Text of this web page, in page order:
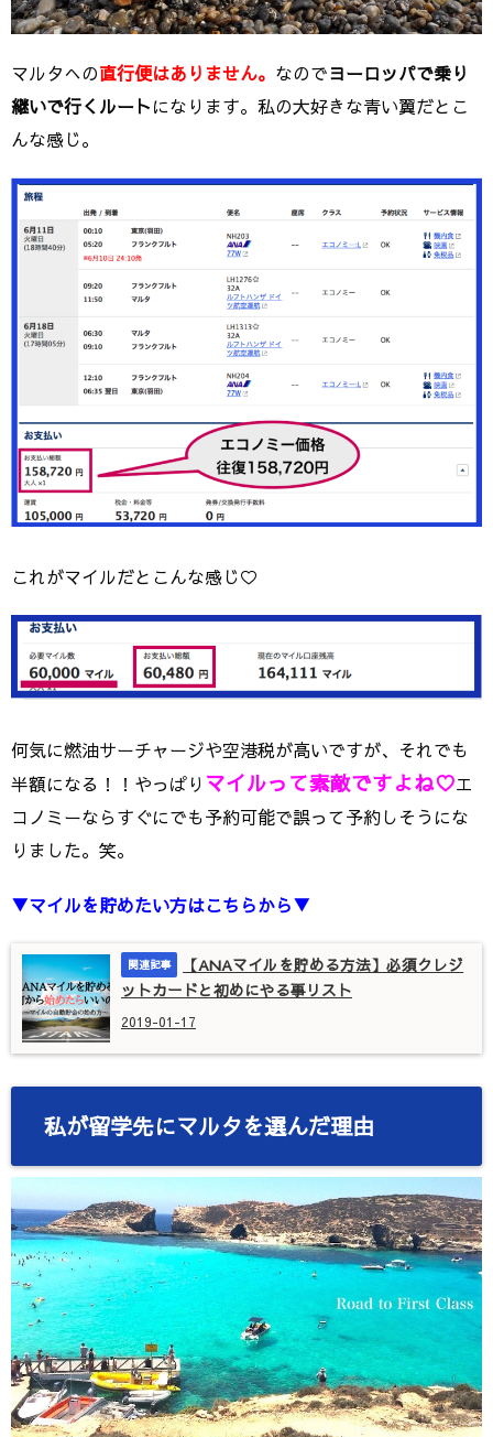
マルタへの直行便はありません。 なのでヨーロッパで乗り
継いで行くルートになります。私の大好きな青い翼だとこ
んな感じ。
これがマイルだとこんな感じ♡
何気に燃油サーチャージや空港税が高いですが、それでも
半額になる！！やっぱり マイルって素敵ですよね♡エ
コノミーならすぐにでも予約可能で誤って予約しそうにな
りました。笑。
▼マイルを貯めたい方はこちらから▼
【ANAマイルを貯める方法】必須クレジ
ットカードと初めにやる事リスト
2019-01-17
私が留学先にマルタを選んだ理由